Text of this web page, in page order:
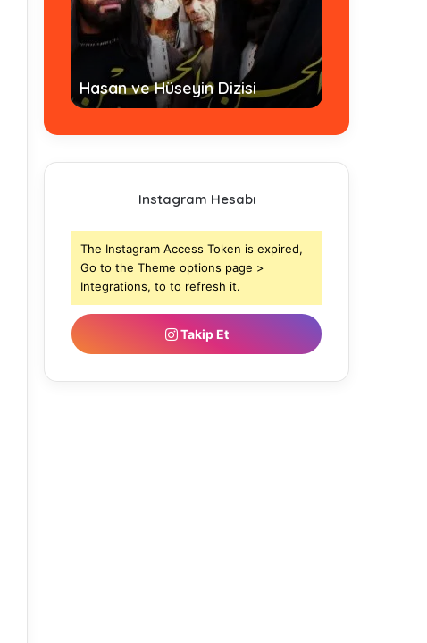
Hasan ve Hüseyin Dizisi
Instagram Hesabı
The Instagram Access Token is expired,
Go to the Theme options page >
Integrations, to to refresh it.
Takip Et